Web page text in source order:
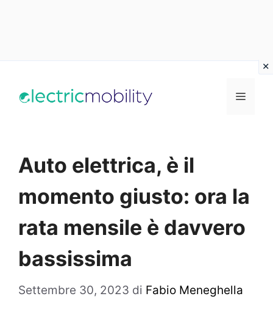
Menu
Auto elettrica, è il
momento giusto: ora la
rata mensile è davvero
bassissima
Settembre 30, 2023 di Fabio Meneghella